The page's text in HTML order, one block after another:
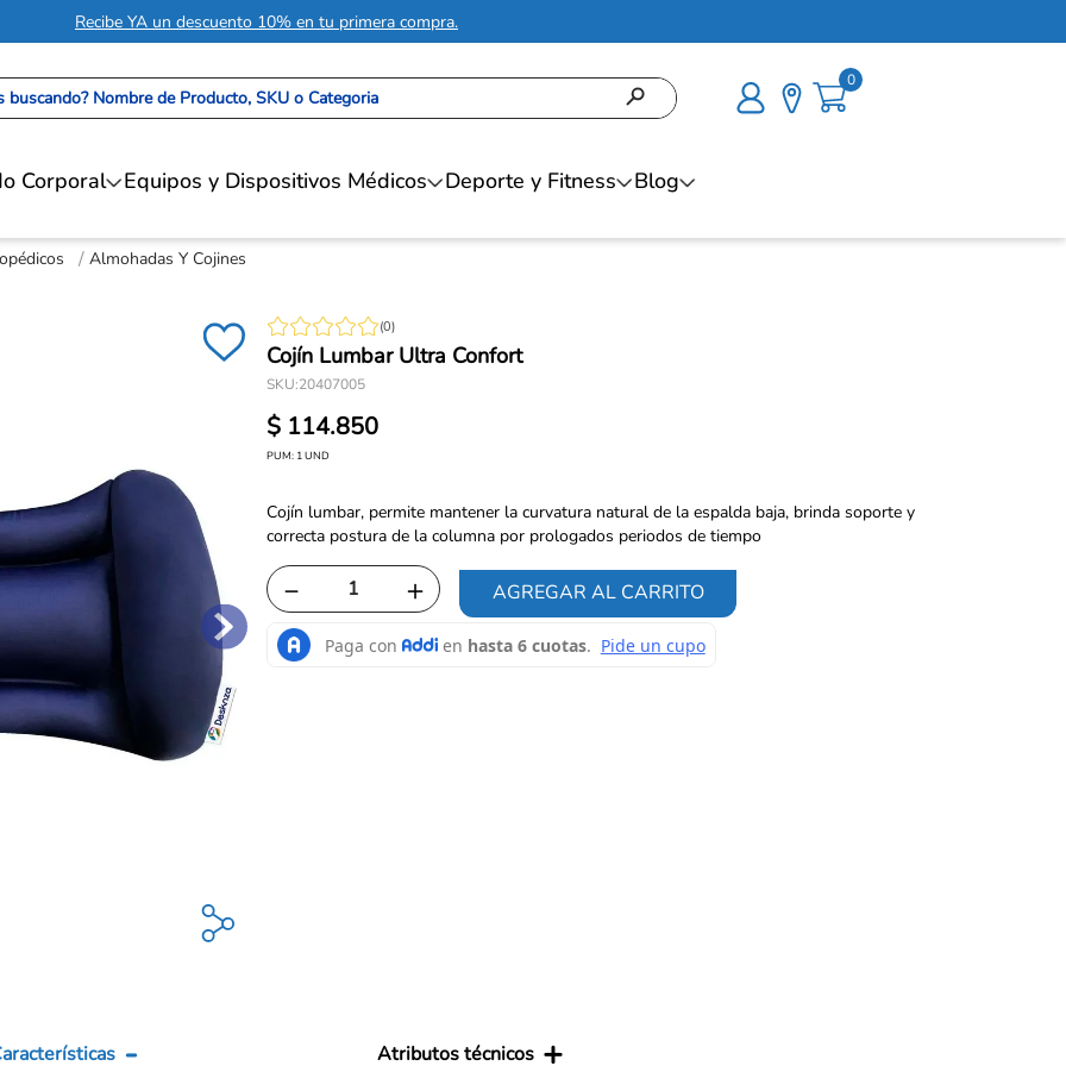
Recibe YA un descuento 10% en tu primera compra.
Nombre de Producto, SKU o Categoria 0
Corporal Equipos y Dispositivos Médicos Deporte y Fitness Blog
Almohadas Y Cojines
(0)
Cojín Lumbar Ultra Confort
SKU:20407005
$ 114.850
PUM: 1UND
Cojín lumbar, permite mantener la curvatura natural de la espalda baja, brinda soporte y
correcta postura de la columna por prologados periodos de tiempo
＋
－ AGREGAR AL CARRITO
Atributos técnicos